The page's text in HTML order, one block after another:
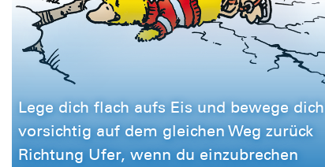
Lege dich flach aufs Eis und bewege dich
vorsichtig auf dem gleichen Weg zurück
Richtung Ufer, wenn du einzubrechen